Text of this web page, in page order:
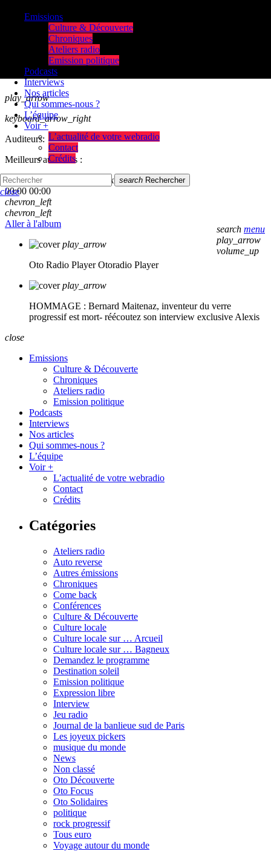
play_arrow
keyboard_arrow_right
Auditeurs:
Meilleurs auditeurs :
skip_previous
skip_next
00:00 00:00
chevron_left
chevron_left
Aller à l'album
play_arrow
Oto Radio Player Otoradio Player
play_arrow
HOMMAGE : Bernard Maitenaz, inventeur du verre
progressif est mort- réécoutez son interview exclusive Alexis
Emissions
Culture & Découverte
Chroniques
Ateliers radio
Emission politique
Podcasts
Interviews
Nos articles
Qui sommes-nous ?
L’équipe
Voir +
L’actualité de votre webradio
Contact
Crédits
search menu
play_arrow
volume_up
search Rechercher
close
close
Emissions
Culture & Découverte
Chroniques
Ateliers radio
Emission politique
Podcasts
Interviews
Nos articles
Qui sommes-nous ?
L’équipe
Voir +
L’actualité de votre webradio
Contact
Crédits
Catégories
Ateliers radio
Auto reverse
Autres émissions
Chroniques
Come back
Conférences
Culture & Découverte
Culture locale
Culture locale sur … Arcueil
Culture locale sur … Bagneux
Demandez le programme
Destination soleil
Emission politique
Expression libre
Interview
Jeu radio
Journal de la banlieue sud de Paris
Les joyeux pickers
musique du monde
News
Non classé
Oto Découverte
Oto Focus
Oto Solidaires
politique
rock progressif
Tous euro
Voyage autour du monde